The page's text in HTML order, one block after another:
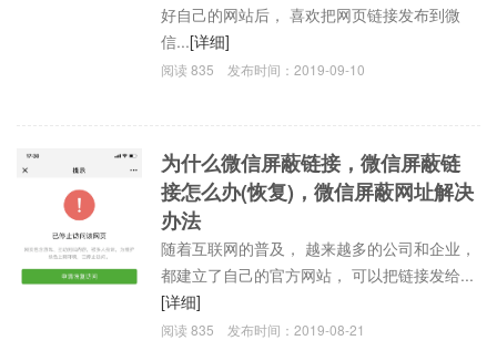
好自己的网站后， 喜欢把网页链接发布到微
信...[详细]
阅读835 发布时间：2019-09-10
为什么微信屏蔽链接，微信屏蔽链
接怎么办(恢复)，微信屏蔽网址解决
办法
随着互联网的普及， 越来越多的公司和企业，
都建立了自己的官方网站， 可以把链接发给...
[详细]
阅读835 发布时间：2019-08-21